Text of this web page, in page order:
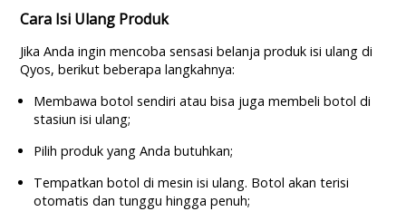
Cara Isi Ulang Produk
Jika Anda ingin mencoba sensasi belanja produk isi ulang di
Qyos, berikut beberapa langkahnya:
Membawa botol sendiri atau bisa juga membeli botol di
stasiun isi ulang;
Pilih produk yang Anda butuhkan;
Tempatkan botol di mesin isi ulang. Botol akan terisi
otomatis dan tunggu hingga penuh;